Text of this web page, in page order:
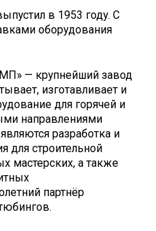
в 1953 году. С
оборудования
— крупнейший завод
изготавливает и
для горячей и
направлениями
разработка и
для строительной
мастерских, а также
партнёр